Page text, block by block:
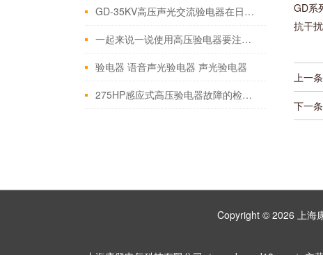
GD-35KV高压声光交流验电器在日常中应该这样维护
一起来说一说使用高压验电器要注意的几个细节
验电器 语音声光验电器 声光验电器
275HP感应式高压验电器故障的检验方法介绍
GD系
抗干
上一条
下一条
Copyright © 2026 上海